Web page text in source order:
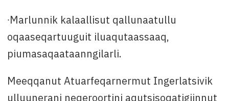
∙Marlunnik kalaallisut qallunaatullu
oqaaseqartuuguit iluaqutaassaaq,
piumasaqaataanngilarli.
Meeqqanut Atuarfeqarnermut Ingerlatsivik
ulluunerani neqeroortini aqutsisoqatigiinnut